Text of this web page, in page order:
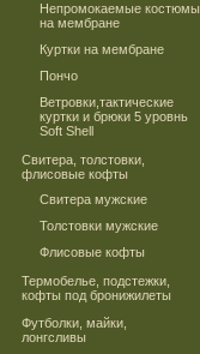
Непромокаемые костюмы
на мембране
Куртки на мембране
Пончо
Ветровки,тактические
куртки и брюки 5 уровнь
Soft Shell
Свитера, толстовки,
флисовые кофты
Свитера мужские
Толстовки мужские
Флисовые кофты
Термобелье, подстежки,
кофты под бронижилеты
Футболки, майки,
лонгсливы